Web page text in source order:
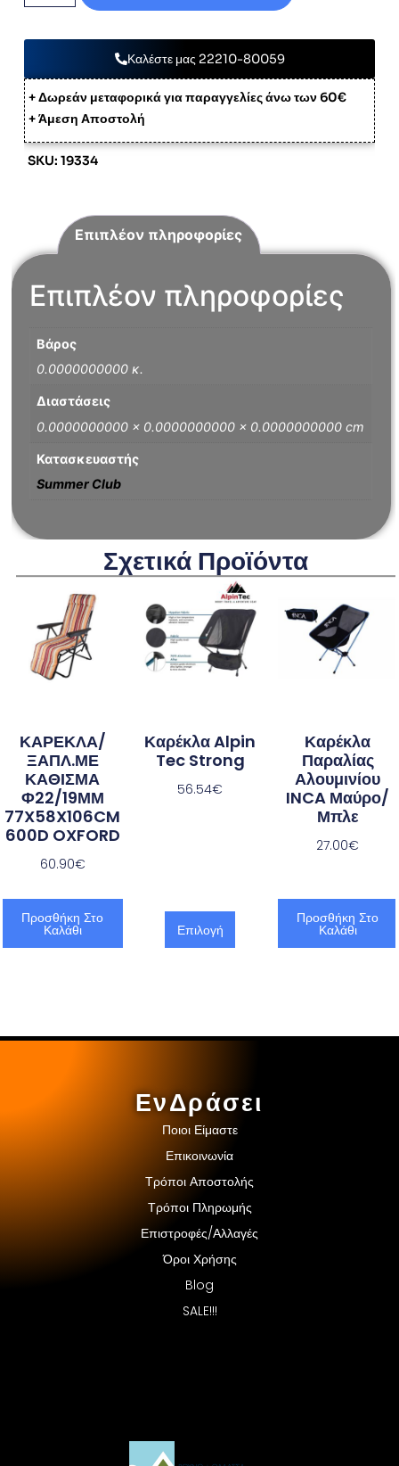
Καλέστε μας 22210-80059
+ Δωρεάν μεταφορικά για παραγγελίες άνω των 60€
+ Άμεση Αποστολή
SKU: 19334
Επιπλέον πληροφορίες
Επιπλέον πληροφορίες
Βάρος
0.0000000000 κ.
Διαστάσεις
0.0000000000 × 0.0000000000 × 0.0000000000 cm
Κατασκευαστής
Summer Club
Σχετικά Προϊόντα
ΚΑΡΕΚΛΑ/
ΞΑΠΛ.ΜΕ
ΚΑΘΙΣΜΑ
Φ22/19ΜΜ
77X58X106CM
600D OXFORD
60.90€
Προσθήκη Στο
Καλάθι
Καρέκλα Alpin
Tec Strong
56.54€
Επιλογή
Καρέκλα
Παραλίας
Αλουμινίου
INCA Μαύρο/
Μπλε
27.00€
Προσθήκη Στο
Καλάθι
ΕνΔράσει
Ποιοι Είμαστε
Επικοινωνία
Τρόποι Αποστολής
Τρόποι Πληρωμής
Επιστροφές/Αλλαγές
Όροι Χρήσης
Blog
SALE!!!